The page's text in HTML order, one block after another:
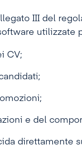
III del
utilizzate
CV;
e del
direttamente